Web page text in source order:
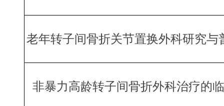
老年转子间骨折关节置换外科研究与
非暴力高龄转子间骨折外科治疗的